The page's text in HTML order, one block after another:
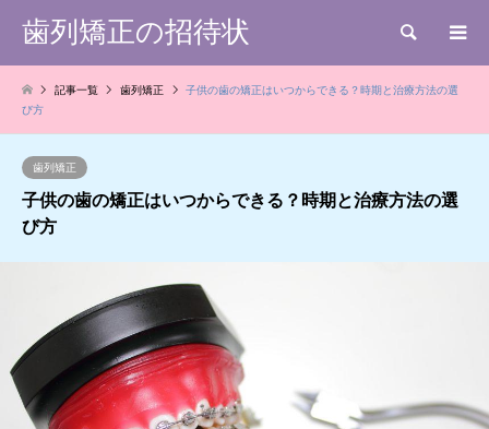
歯列矯正の招待状 検索
記事一覧 歯列矯正
子供の歯の矯正はいつからできる？時期と治療方法の選
び方
歯列矯正
子供の歯の矯正はいつからできる？時期と治療方法の選
び方